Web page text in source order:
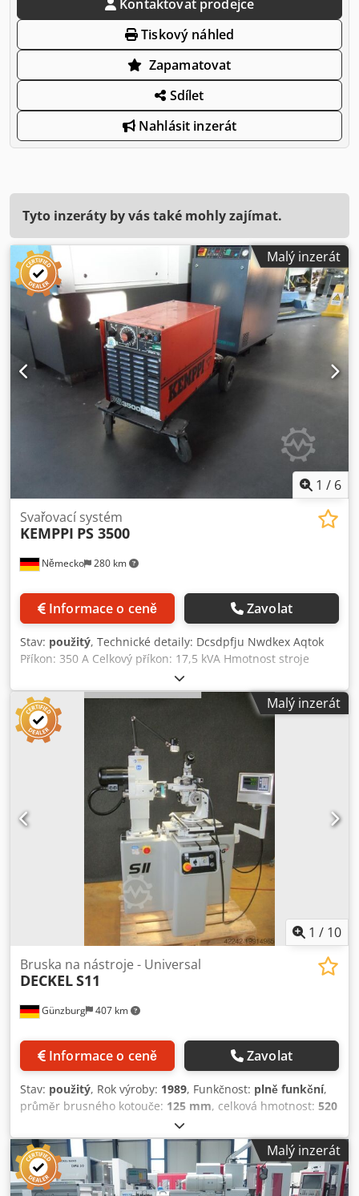
Kontaktovat prodejce
Tiskový náhled
Zapamatovat
Sdílet
Nahlásit inzerát
Tyto inzeráty by vás také mohly zajímat.
Malý inzerát
1 / 6
Německo 280 km
Svařovací systém
KEMPPI PS 3500
Informace o ceně Zavolat
Stav: použitý, Technické detaily: Dcsdpfju Nwdkex Aqtok
Příkon: 350 A Celkový příkon: 17,5 kVA Hmotnost stroje
přibližně: 58 kg Rozměry stroje: 0,6 x 0,35 x 0,5 m Svařovací
usměrňovač/invertor s přepravním vozíkem MIG/ MAG: 40
A / 14 V až 350 A / 31,5 V TIG: 10 A / 10 V až 350 A Elektrické
svařování: 15 A / 20,5 V až 350 A / 34 V Napětí U1: 380 - 415
V Typ chlazení: F (vodou chlazené) Třída ochrany: IP 23 Bez
Malý inzerát
1 / 10
Günzburg 407 km
Bruska na nástroje - Universal
DECKELS11
Informace o ceně Zavolat
Stav: použitý, Rok výroby: 1989, Funkčnost: plně funkční,
průměr brusného kotouče: 125 mm, celková hmotnost: 520
, rychlost brousicího vřetena:
500 ot./min, výkon:1,1 kW (1,50 k), vstupní proud:20 A,
vstupní frekvence: 50 Hz, rok poslední generální opravy:
2021, Vybavení:otáčky plynule nastavitelné, Průměr
broušení - max. 238 - 620 mm Délka broušení 190 mm
Malý inzerát